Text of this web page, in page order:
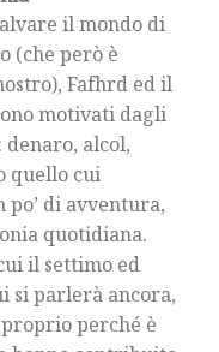
il mondo di
(che però è
Fafhrd ed il
motivati dagli
alcol,
quello cui
po’ di avventura,
quotidiana.
il settimo ed
si parlerà ancora,
perché è